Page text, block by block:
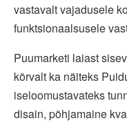
vastavalt vajadusele
funktsionaalsusele
Puumarketi laiast
kõrvalt ka näiteks
iseloomustavateks
disain, põhjamaine